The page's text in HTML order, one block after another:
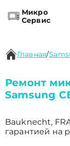
Микро
Сервис
Главная/
Ремонт
Samsung
Bauknecht,
гарантией на